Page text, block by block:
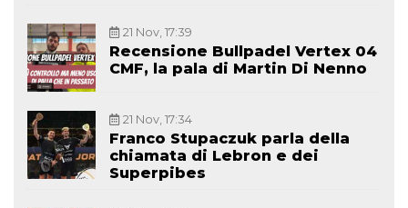
21 Nov, 17:39
Recensione Bullpadel Vertex 04
CMF, la pala di Martin Di Nenno
21 Nov, 17:34
Franco Stupaczuk parla della
chiamata di Lebron e dei
Superpibes